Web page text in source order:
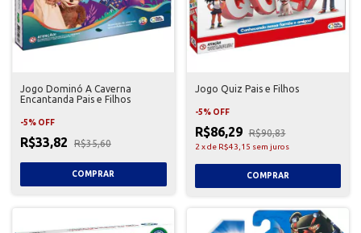
Jogo Dominó A Caverna
Encantanda Pais e Filhos
-5% OFF
R$33,82 R$35,60
Jogo Quiz Pais e Filhos
-5% OFF
R$86,29 R$90,83
2 xde R$43,15 sem juros